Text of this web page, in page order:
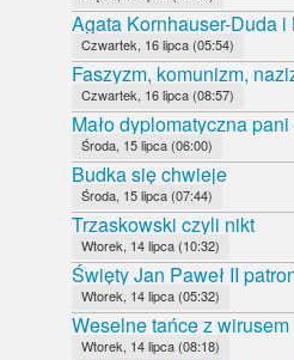
Agata Kornhauser-Duda
Czwartek, 16 lipca (05:54)
Faszyzm, komunizm,
Czwartek, 16 lipca (08:57)
Mało dyplomatyczna
Środa, 15 lipca (06:00)
Budka się chwieje
Środa, 15 lipca (07:44)
Trzaskowski czyli nikt
Wtorek, 14 lipca (10:32)
Święty Jan Paweł II
Wtorek, 14 lipca (05:32)
Weselne tańce z wirusem
Wtorek, 14 lipca (08:18)